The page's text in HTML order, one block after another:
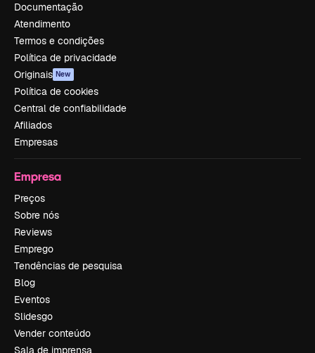
Documentação
Atendimento
Termos e condições
Política de privacidade
Originais New
Política de cookies
Central de confiabilidade
Afiliados
Empresas
Empresa
Preços
Sobre nós
Reviews
Emprego
Tendências de pesquisa
Blog
Eventos
Slidesgo
Vender conteúdo
Sala de imprensa